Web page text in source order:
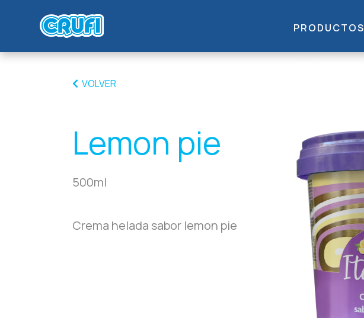
PRODUCTOS
VOLVER
Lemon pie
500ml
Crema helada sabor lemon pie